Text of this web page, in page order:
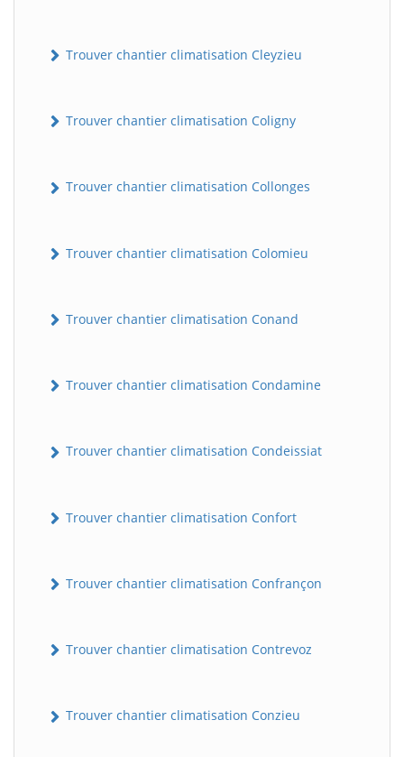
Trouver chantier climatisation Cleyzieu
Trouver chantier climatisation Coligny
Trouver chantier climatisation Collonges
Trouver chantier climatisation Colomieu
Trouver chantier climatisation Conand
Trouver chantier climatisation Condamine
Trouver chantier climatisation Condeissiat
Trouver chantier climatisation Confort
Trouver chantier climatisation Confrançon
Trouver chantier climatisation Contrevoz
Trouver chantier climatisation Conzieu
B Assistant en ligne